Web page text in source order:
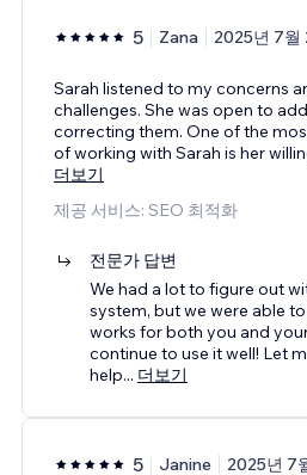
5 Zana 2025년 7월
Sarah listened to my concerns
challenges. She was open to
correcting them. One of the
of working with Sarah is her
더보기
제공 서비스: SEO 최적화
전문가 답변
We had a lot to figure out
system, but we were able
works for both you and
continue to use it well! Let
help... 더보기
5 Janine 2025년 7